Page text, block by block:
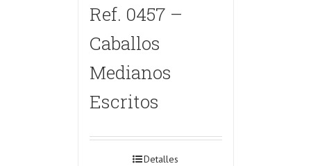
Ref. 0457 –
Caballos
Medianos
Escritos
Detalles